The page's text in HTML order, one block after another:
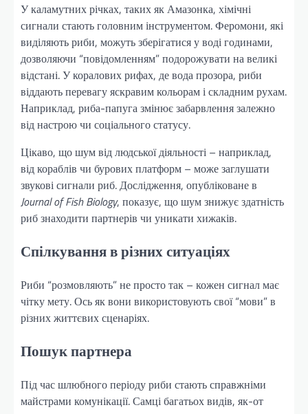
У каламутних річках, таких як Амазонка, хімічні
сигнали стають головним інструментом. Феромони, які
виділяють риби, можуть зберігатися у воді годинами,
дозволяючи “повідомленням” подорожувати на великі
відстані. У коралових рифах, де вода прозора, риби
віддають перевагу яскравим кольорам і складним рухам.
Наприклад, риба-папуга змінює забарвлення залежно
від настрою чи соціального статусу.
Цікаво, що шум від людської діяльності – наприклад,
від кораблів чи бурових платформ – може заглушати
звукові сигнали риб. Дослідження, опубліковане в
Journal of Fish Biology, показує, що шум знижує здатність
риб знаходити партнерів чи уникати хижаків.
Спілкування в різних ситуаціях
Риби “розмовляють” не просто так – кожен сигнал має
чітку мету. Ось як вони використовують свої “мови” в
різних життєвих сценаріях.
Пошук партнера
Під час шлюбного періоду риби стають справжніми
майстрами комунікації. Самці багатьох видів, як-от